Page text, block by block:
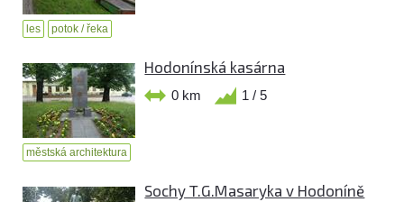
les potok / řeka
Hodonínská kasárna
0 km 1 / 5
městská architektura
Sochy T.G.Masaryka v Hodoníně